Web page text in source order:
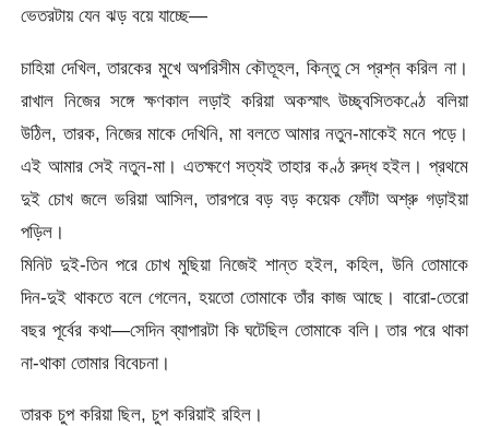
ভেতরটায় যেন ঝড় বয়ে যাচ্ছে—
চাহিয়া দেখিল, তারকের মুখে অপরিসীম কৌতূহল, কিন্তু সে প্রশ্ন করিল না।
রাখাল নিজের সঙ্গে ক্ষণকাল লড়াই করিয়া অকস্মাৎ উচ্ছ্বসিতকণ্ঠে বলিয়া
উঠিল, তারক, নিজের মাকে দেখিনি, মা বলতে আমার নতুন-মাকেই মনে পড়ে।
এই আমার সেই নতুন-মা। এতক্ষণে সত্যই তাহার কণ্ঠ রুদ্ধ হইল। প্রথমে
দুই চোখ জলে ভরিয়া আসিল, তারপরে বড় বড় কয়েক ফোঁটা অশ্রু গড়াইয়া
পড়িল।
মিনিট দুই-তিন পরে চোখ মুছিয়া নিজেই শান্ত হইল, কহিল, উনি তোমাকে
দিন-দুই থাকতে বলে গেলেন, হয়তো তোমাকে তাঁর কাজ আছে। বারো-তেরো
বছর পূর্বের কথা—সেদিন ব্যাপারটা কি ঘটেছিল তোমাকে বলি। তার পরে থাকা
না-থাকা তোমার বিবেচনা।
তারক চুপ করিয়া ছিল, চুপ করিয়াই রহিল।